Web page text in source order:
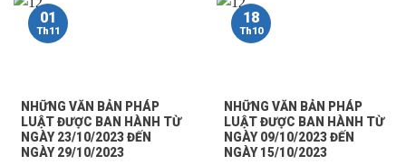
NHỮNG VĂN BẢN PHÁP
LUẬT ĐƯỢC BAN HÀNH TỪ
NGÀY 23/10/2023 ĐẾN
NGÀY 29/10/2023
01
Th11
NHỮNG VĂN BẢN PHÁP
LUẬT ĐƯỢC BAN HÀNH TỪ
NGÀY 09/10/2023 ĐẾN
NGÀY 15/10/2023
18
Th10